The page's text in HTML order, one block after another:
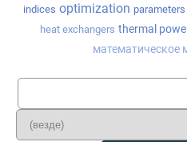
indices optimization parameters
heat exchangers thermal
математическое